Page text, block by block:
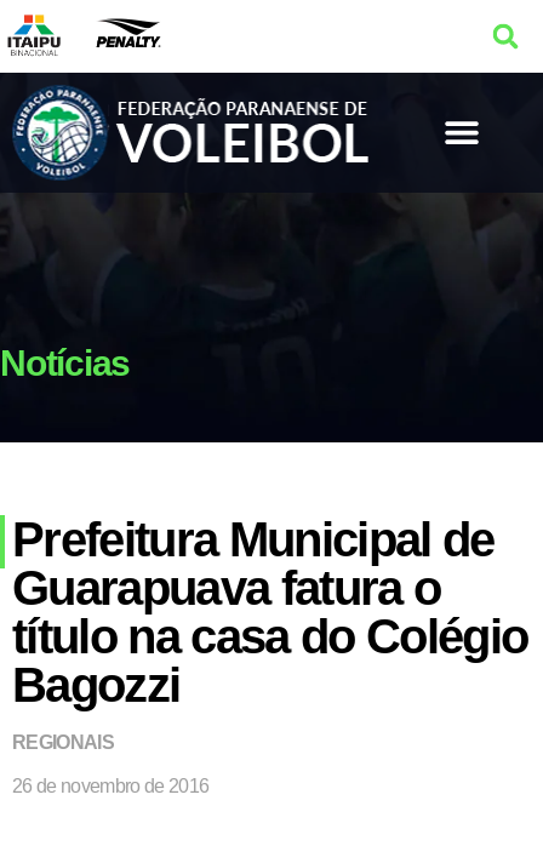
Notícias
Prefeitura Municipal de
Guarapuava fatura o
título na casa do Colégio
Bagozzi
REGIONAIS
26 de novembro de 2016